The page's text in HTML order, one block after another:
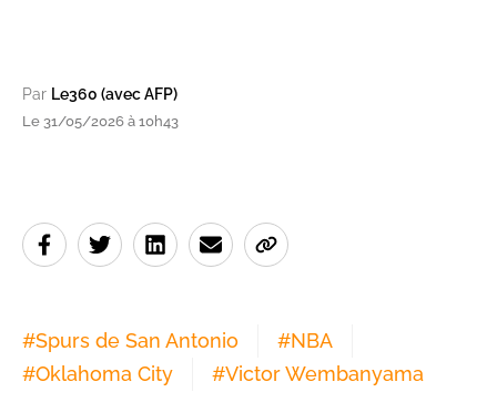
Par Le360 (avec AFP)
Le 31/05/2026 à 10h43
#Spurs de San Antonio #NBA
#Oklahoma City #Victor Wembanyama